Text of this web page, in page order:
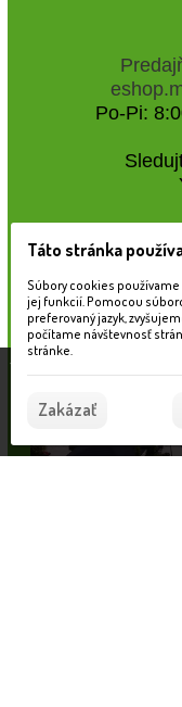
Po-Pi:
Táto stránka používa
pomáhajú poskytovať
služieb vyjadrujete
Táto stránka
Súbory cookies
jej funkcií. Pomocou
preferovaný jazyk,
počítame návštevnosť
stránke.
Zakázať